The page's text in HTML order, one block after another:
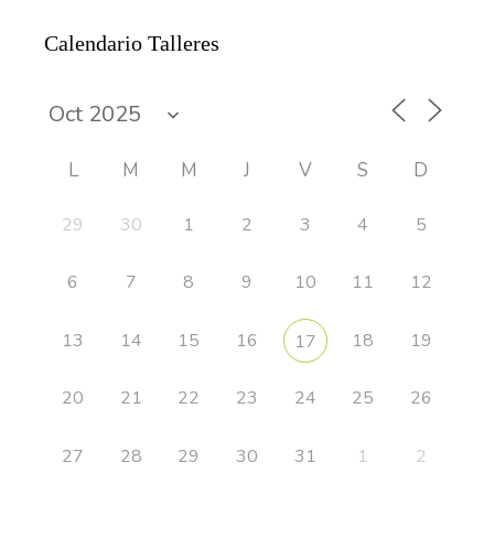
Calendario Talleres
L M M J V S D
29 30 1 2 3 4 5
6 7 8 9 10 11 12
13 14 15 16 17 18 19
20 21 22 23 24 25 26
27 28 29 30 31 1 2